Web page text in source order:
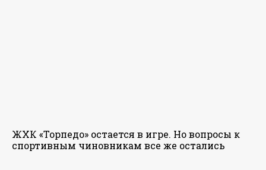
ЖХК «Торпедо» остается в игре. Но вопросы к
спортивным чиновникам все же остались